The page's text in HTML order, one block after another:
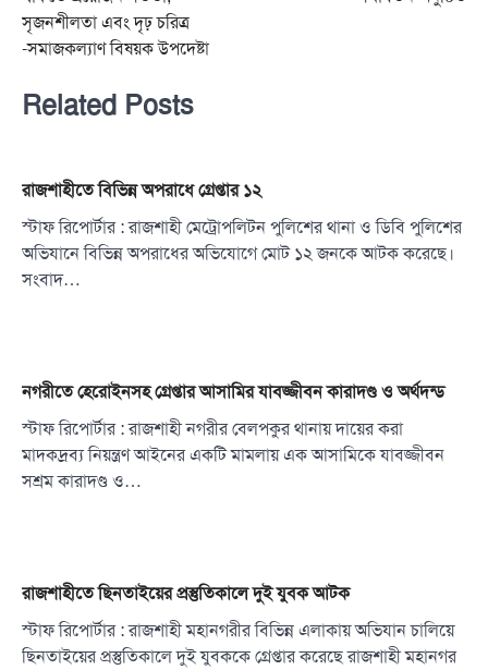
সৃজনশীলতা এবং দৃঢ় চরিত্র
-সমাজকল্যাণ বিষয়ক উপদেষ্টা
Related Posts
রাজশাহীতে বিভিন্ন অপরাধে গ্রেপ্তার ১২
স্টাফ রিপোর্টার : রাজশাহী মেট্রোপলিটন পুলিশের থানা ও ডিবি পুলিশের
অভিযানে বিভিন্ন অপরাধের অভিযোগে মোট ১২ জনকে আটক করেছে।
সংবাদ…
নগরীতে হেরোইনসহ গ্রেপ্তার আসামির যাবজ্জীবন কারাদণ্ড ও অর্থদন্ড
স্টাফ রিপোর্টার : রাজশাহী নগরীর বেলপকুর থানায় দায়ের করা
মাদকদ্রব্য নিয়ন্ত্রণ আইনের একটি মামলায় এক আসামিকে যাবজ্জীবন
সশ্রম কারাদণ্ড ও…
রাজশাহীতে ছিনতাইয়ের প্রস্তুতিকালে দুই যুবক আটক
স্টাফ রিপোর্টার : রাজশাহী মহানগরীর বিভিন্ন এলাকায় অভিযান চালিয়ে
ছিনতাইয়ের প্রস্তুতিকালে দুই যুবককে গ্রেপ্তার করেছে রাজশাহী মহানগর